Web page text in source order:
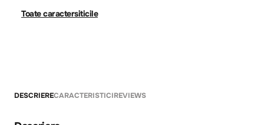
Toate caractersiticile
DESCRIERECARACTERISTICIREVIEWS